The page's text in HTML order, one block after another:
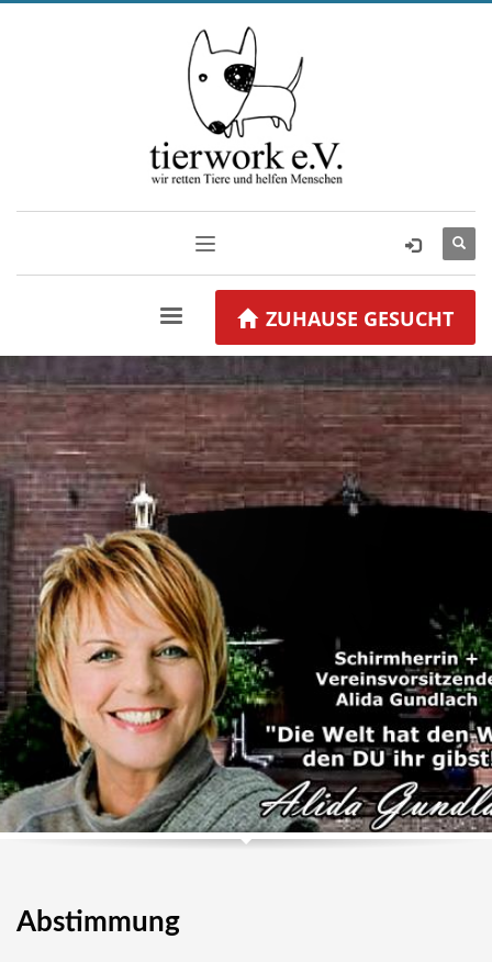
ZUHAUSE GESUCHT
Abstimmung